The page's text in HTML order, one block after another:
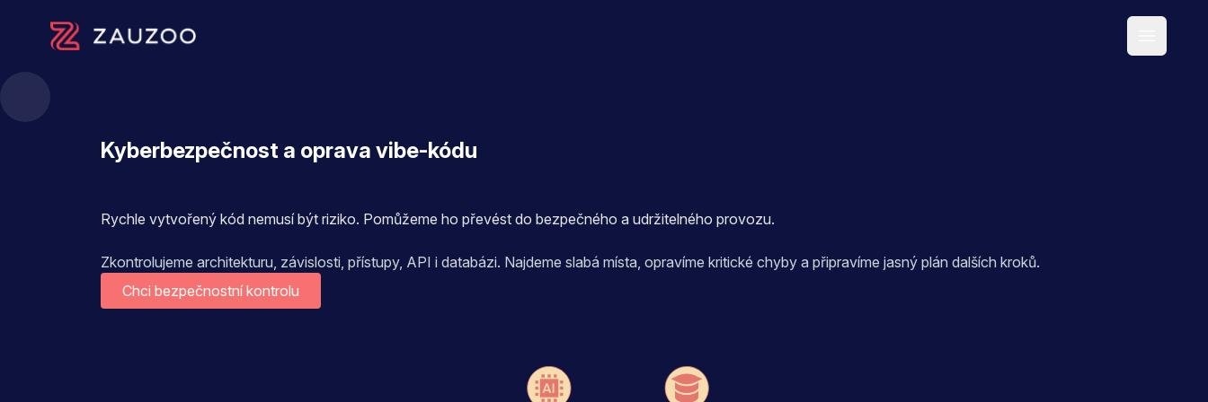
Zauzoo s.r.o.
Kyberbezpečnost a oprava vibe-kódu
Rychle vytvořený kód nemusí být riziko. Pomůžeme ho převést do bezpečného a udržitelného provozu.
Zkontrolujeme architekturu, závislosti, přístupy, API i databázi. Najdeme slabá místa, opravíme kritické chyby a připravíme jasný plán dalších kroků.
Chci bezpečnostní kontrolu